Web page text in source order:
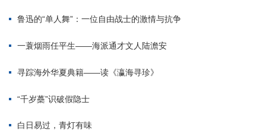
鲁迅的“单人舞”：一位自由战士的激情与抗争
一蓑烟雨任平生——海派通才文人陆澹安
寻踪海外华夏典籍——读《瀛海寻珍》
“千岁蘽”识破假隐士
白日易过，青灯有味